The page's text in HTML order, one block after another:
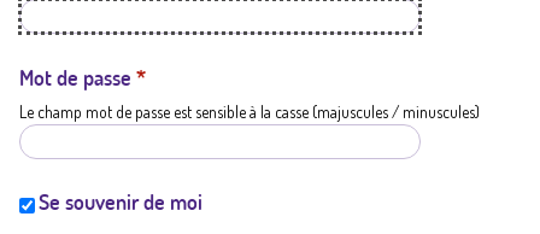
a
t
i
Mot de passe *
Le champ mot de passe est sensible à la casse (majuscules / minuscules)
Se souvenir de moi